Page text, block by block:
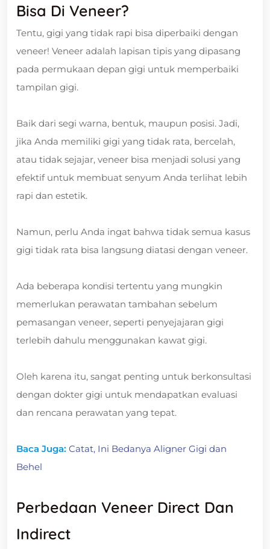
Bisa Di Veneer?
Tentu, gigi yang tidak rapi bisa diperbaiki dengan
veneer! Veneer adalah lapisan tipis yang dipasang
pada permukaan depan gigi untuk memperbaiki
tampilan gigi.
Baik dari segi warna, bentuk, maupun posisi. Jadi,
jika Anda memiliki gigi yang tidak rata, bercelah,
atau tidak sejajar, veneer bisa menjadi solusi yang
efektif untuk membuat senyum Anda terlihat lebih
rapi dan estetik.
Namun, perlu Anda ingat bahwa tidak semua kasus
gigi tidak rata bisa langsung diatasi dengan veneer.
Ada beberapa kondisi tertentu yang mungkin
memerlukan perawatan tambahan sebelum
pemasangan veneer, seperti penyejajaran gigi
terlebih dahulu menggunakan kawat gigi.
Oleh karena itu, sangat penting untuk berkonsultasi
dengan dokter gigi untuk mendapatkan evaluasi
dan rencana perawatan yang tepat.
Baca Juga: Catat, Ini Bedanya Aligner Gigi dan
Behel
Perbedaan Veneer Direct Dan
Indirect